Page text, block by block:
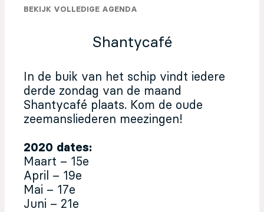
Shantycafé
In de buik van het schip vindt iedere
derde zondag van de maand
Shantycafé plaats. Kom de oude
zeemansliederen meezingen!
2020 dates:
Maart – 15e
April – 19e
Mai – 17e
Juni – 21e
BEKIJK VOLLEDIGE AGENDA